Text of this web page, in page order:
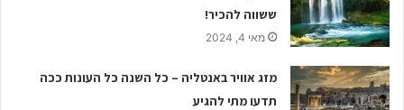
ששווה להכיר!
מאי 4, 2024
מזג אוויר באנטליה – כל השנה כל העונות ככה
תדעו מתי להגיע